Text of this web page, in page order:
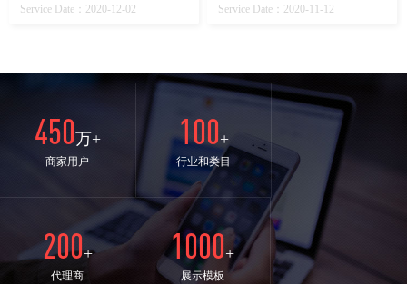
Service Date：2020-12-02 Service Date：2020-11-12
450万+
商家用户
100+
行业和类目
200+
代理商
1000+
展示模板